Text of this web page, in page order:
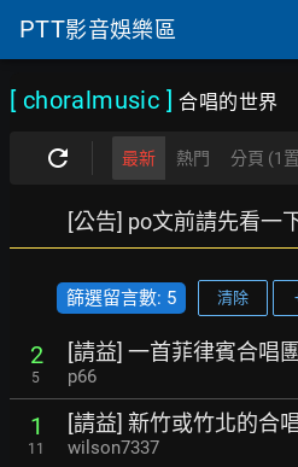
PTT影音娛樂區
[ choralmusic ]合唱的世界
最新 熱門 分頁 (1
[公告] po文前請先看一
篩選留言數: 5 清除
2
5
[請益] 一首菲律賓合唱
p66
1
11
[請益] 新竹或竹北的合
wilson7337